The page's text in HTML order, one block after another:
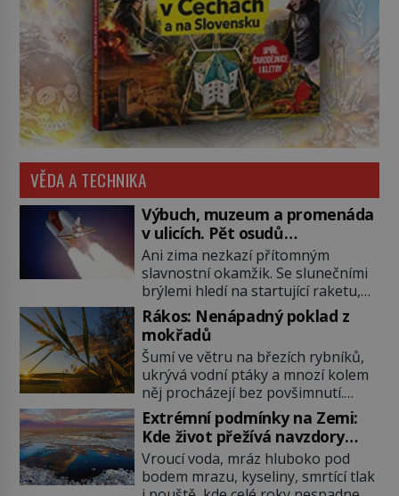
VĚDA A TECHNIKA
Výbuch, muzeum a promenáda
v ulicích. Pět osudů
nejslavnějších raketoplánů
Ani zima nezkazí přítomným
slavnostní okamžik. Se slunečními
brýlemi hledí na startující raketu,
která má do vesmíru vynést kromě
posádky také obyčejnou učitelku.
Po několika sekundách všem
ztuhnou úsměvy, stroj totiž
exploduje. Jejich konstrukce není
z levného kraje, daňové poplatníky
stojí miliardy dolarů. Na druhou
stranu zvládnou jen představitelné
věci. Na malé kousky Název:
Columbia První […]
Rákos: Nenápadný poklad z
mokřadů
Šumí ve větru na březích rybníků,
ukrývá vodní ptáky a mnozí kolem
něj procházejí bez povšimnutí.
Přesto právě rákos pomáhal stavět
domy, vyrábět lodě, zapisovat první
texty a inspiroval řadu pověstí.
Tato skromná, ale užitečná
rostlina provází člověka už tisíce
Extrémní podmínky na Zemi:
Kde život přežívá navzdory
všemu
Vroucí voda, mráz hluboko pod
bodem mrazu, kyseliny, smrtící tlak